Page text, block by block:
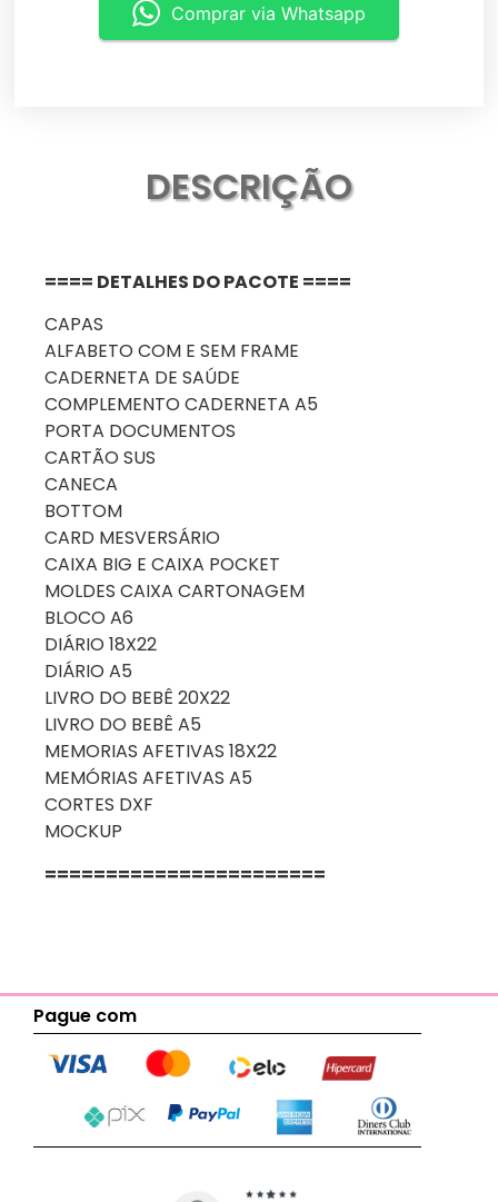
Comprar via Whatsapp
DESCRIÇÃO
==== DETALHES DO PACOTE ====
CAPAS
ALFABETO COM E SEM FRAME
CADERNETA DE SAÚDE
COMPLEMENTO CADERNETA A5
PORTA DOCUMENTOS
CARTÃO SUS
CANECA
BOTTOM
CARD MESVERSÁRIO
CAIXA BIG E CAIXA POCKET
MOLDES CAIXA CARTONAGEM
BLOCO A6
DIÁRIO 18X22
DIÁRIO A5
LIVRO DO BEBÊ 20X22
LIVRO DO BEBÊ A5
MEMORIAS AFETIVAS 18X22
MEMÓRIAS AFETIVAS A5
CORTES DXF
MOCKUP
=======================
Pague com